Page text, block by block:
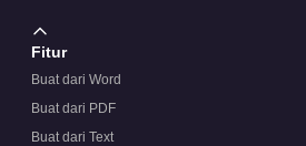
Fitur
Buat dari Word
Buat dari PDF
Buat dari Text